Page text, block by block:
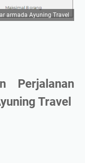
armada Ayuning Travel
Perjalanan
Travel